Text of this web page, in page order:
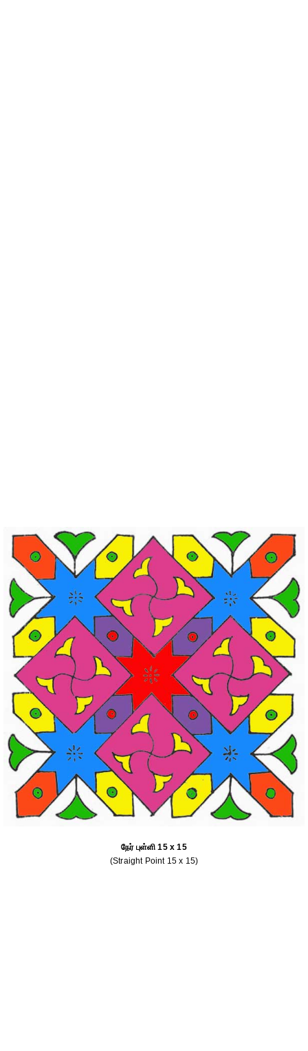
நேர் புள்ளி 15 x 15
(Straight Point 15 x 15)